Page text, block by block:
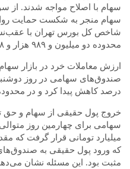
سهام با اصلاح مواجه شدند. از
سهام منجر به شکست حمایت
محدوده دو میلیون و ۹۸۹ هزار و ۵۷۸ واحدی قرار گرفت.
ارزش معاملات خرد در بازار
درصد کاهش پیدا کرد و در محدوده ۵ هزار و ۸۵ واحدی قرار
خروج پول حقیقی از سهام و حق
میلیارد تومانی قرار گرفت که
که ورود پول حقیقی به
مثبت بود. این مسئله نشان می‌دهد